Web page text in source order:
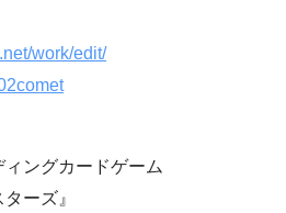
work/edit/
ングカードゲーム
ーズ』